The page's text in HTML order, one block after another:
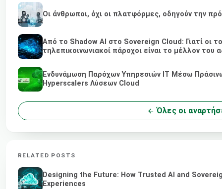
Οι άνθρωποι, όχι οι πλατφόρμες, οδηγούν την
Από το Shadow AI στο Sovereign Cloud: Γιατί οι
τηλεπικοινωνιακοί πάροχοι είναι το μέλλον του
Ενδυνάμωση Παρόχων Υπηρεσιών IT Μέσω
Hyperscalers Λύσεων Cloud
Όλες οι
RELATED POSTS
Designing the Future: How Trusted AI and
Experiences